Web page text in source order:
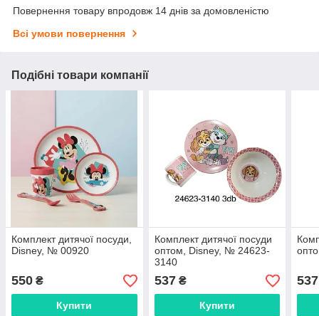
Повернення товару впродовж 14 днів за домовленістю
Всі умови повернення
Подібні товари компанії
Комплект дитячої посуди,
Disney, № 00920
550 ₴
Купити
Комплект дитячої посуди
оптом, Disney, № 24623-
3140
537₴
Купити
537